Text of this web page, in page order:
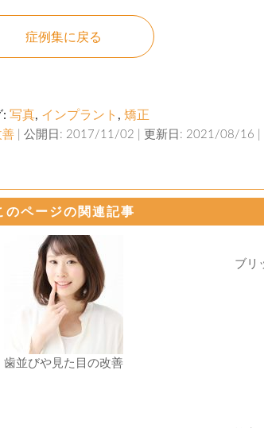
症例集に戻る
: 写真, インプラント , 矯正
善 | 公開日: 2017/11/02 | 更新日: 2021/08/16 |
のページの関連記事
歯並びや見た目の改善
ブリ